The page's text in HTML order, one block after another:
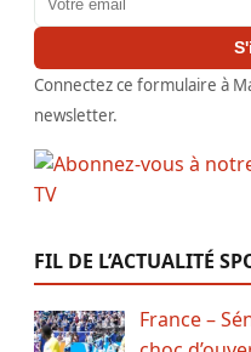
Connectez ce formulaire à
newsletter.
FIL DE L’ACTUALITÉ
France –